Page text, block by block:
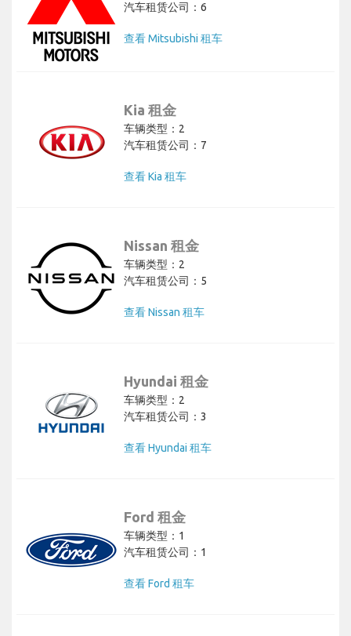
汽车租赁公司：6
查看 Mitsubishi 租车
Kia 租金
车辆类型：2
汽车租赁公司：7
查看 Kia 租车
Nissan 租金
车辆类型：2
汽车租赁公司：5
查看 Nissan 租车
Hyundai 租金
车辆类型：2
汽车租赁公司：3
查看 Hyundai 租车
Ford 租金
车辆类型：1
汽车租赁公司：1
查看 Ford 租车